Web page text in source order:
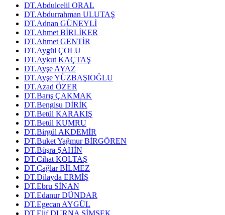
DT.Abdulcelil ORAL
DT.Abdurrahman ULUTAŞ
DT.Adnan GÜNEYLİ
DT.Ahmet BİRLİKER
DT.Ahmet GENTİR
DT.Aygül ÇOLU
DT.Aykut KAÇTAŞ
DT.Ayşe AYAZ
DT.Ayşe YÜZBAŞIOĞLU
DT.Azad ÖZER
DT.Barış ÇAKMAK
DT.Bengisu DİRİK
DT.Betül KARAKIŞ
DT.Betül KUMRU
DT.Birgül AKDEMİR
DT.Buket Yağmur BİRGÖREN
DT.Büşra ŞAHİN
DT.Cihat KOLTAŞ
DT.Çağlar BİLMEZ
DT.Dilayda ERMİŞ
DT.Ebru SİNAN
DT.Edanur DÜNDAR
DT.Egecan AYGÜL
DT.Elif DURNA ŞİMŞEK